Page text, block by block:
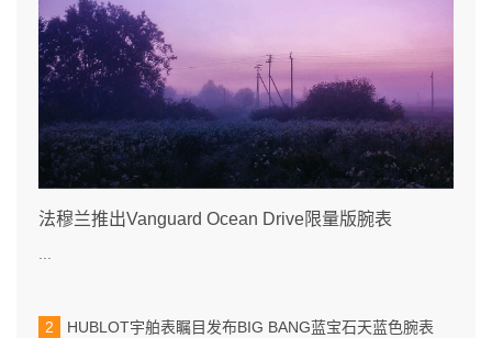
法穆兰推出Vanguard Ocean Drive限量版腕表
...
HUBLOT宇舶表瞩目发布BIG BANG蓝宝石天蓝色腕表